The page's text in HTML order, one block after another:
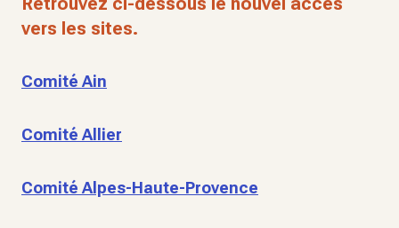
vers les sites.
Comité Ain
Comité Allier
Comité Alpes-Haute-Provence